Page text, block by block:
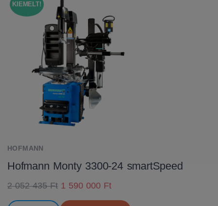
KIEMELT!
HOFMANN
Hofmann Monty 3300-24 smartSpeed
2 052 435 Ft 1 590 000 Ft